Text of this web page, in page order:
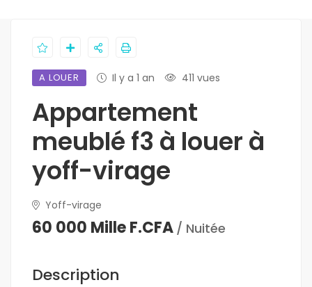
A LOUER Il y a 1 an 411 vues
Appartement
meublé f3 à louer à
yoff-virage
Yoff-virage
60 000 Mille F.CFA / Nuitée
Description